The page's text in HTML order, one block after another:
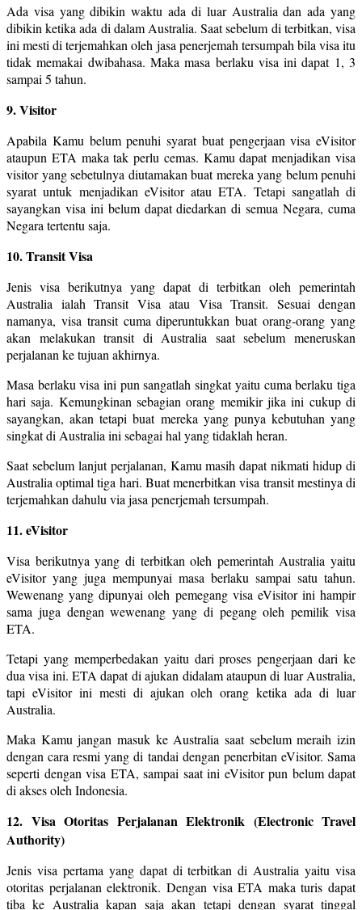
Ada visa yang dibikin waktu ada di luar Australia dan ada yang
dibikin ketika ada di dalam Australia. Saat sebelum di terbitkan, visa
ini mesti di terjemahkan oleh jasa penerjemah tersumpah bila visa itu
tidak memakai dwibahasa. Maka masa berlaku visa ini dapat 1, 3
sampai 5 tahun.
9. Visitor
Apabila Kamu belum penuhi syarat buat pengerjaan visa eVisitor
ataupun ETA maka tak perlu cemas. Kamu dapat menjadikan visa
visitor yang sebetulnya diutamakan buat mereka yang belum penuhi
syarat untuk menjadikan eVisitor atau ETA. Tetapi sangatlah di
sayangkan visa ini belum dapat diedarkan di semua Negara, cuma
Negara tertentu saja.
10. Transit Visa
Jenis visa berikutnya yang dapat di terbitkan oleh pemerintah
Australia ialah Transit Visa atau Visa Transit. Sesuai dengan
namanya, visa transit cuma diperuntukkan buat orang-orang yang
akan melakukan transit di Australia saat sebelum meneruskan
perjalanan ke tujuan akhirnya.
Masa berlaku visa ini pun sangatlah singkat yaitu cuma berlaku tiga
hari saja. Kemungkinan sebagian orang memikir jika ini cukup di
sayangkan, akan tetapi buat mereka yang punya kebutuhan yang
singkat di Australia ini sebagai hal yang tidaklah heran.
Saat sebelum lanjut perjalanan, Kamu masih dapat nikmati hidup di
Australia optimal tiga hari. Buat menerbitkan visa transit mestinya di
terjemahkan dahulu via jasa penerjemah tersumpah.
11. eVisitor
Visa berikutnya yang di terbitkan oleh pemerintah Australia yaitu
eVisitor yang juga mempunyai masa berlaku sampai satu tahun.
Wewenang yang dipunyai oleh pemegang visa eVisitor ini hampir
sama juga dengan wewenang yang di pegang oleh pemilik visa
ETA.
Tetapi yang memperbedakan yaitu dari proses pengerjaan dari ke
dua visa ini. ETA dapat di ajukan didalam ataupun di luar Australia,
tapi eVisitor ini mesti di ajukan oleh orang ketika ada di luar
Australia.
Maka Kamu jangan masuk ke Australia saat sebelum meraih izin
dengan cara resmi yang di tandai dengan penerbitan eVisitor. Sama
seperti dengan visa ETA, sampai saat ini eVisitor pun belum dapat
di akses oleh Indonesia.
12. Visa Otoritas Perjalanan Elektronik (Electronic Travel
Authority)
Jenis visa pertama yang dapat di terbitkan di Australia yaitu visa
otoritas perjalanan elektronik. Dengan visa ETA maka turis dapat
tiba ke Australia kapan saja akan tetapi dengan syarat tinggal